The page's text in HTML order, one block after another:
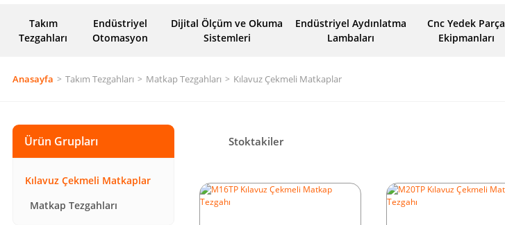
Takım
Tezgahları
Endüstriyel
Otomasyon
Dijital Ölçüm ve Okuma
Sistemleri
Endüstriyel Aydınlatma
Lambaları
Cnc Yedek Parça
Ekipmanları
Anasayfa Takım Tezgahları Matkap Tezgahları Kılavuz Çekmeli Matkaplar
Ürün Grupları
Kılavuz Çekmeli Matkaplar
Matkap Tezgahları
Stoktakiler